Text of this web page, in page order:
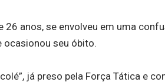
26 anos, se envolveu em uma
ocasionou seu óbito.
já preso pela Força Tática e